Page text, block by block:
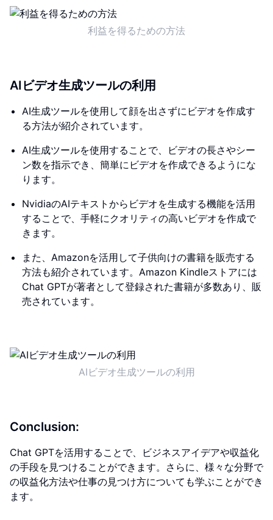
利益を得るための方法
AIビデオ生成ツールの利用
AI生成ツールを使用して顔を出さずにビデオを作成す
る方法が紹介されています。
AI生成ツールを使用することで、ビデオの長さやシー
ン数を指示でき、簡単にビデオを作成できるようにな
ります。
NvidiaのAIテキストからビデオを生成する機能を活用
することで、手軽にクオリティの高いビデオを作成で
きます。
また、Amazonを活用して子供向けの書籍を販売する
方法も紹介されています。Amazon Kindleストアには
Chat GPTが著者として登録された書籍が多数あり、販
売されています。
AIビデオ生成ツールの利用
Conclusion:
Chat GPTを活用することで、ビジネスアイデアや収益化
の手段を見つけることができます。さらに、様々な分野で
の収益化方法や仕事の見つけ方についても学ぶことができ
ます。